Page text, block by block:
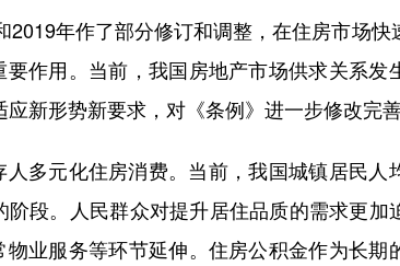
年作了部分修订和调整，在住房市场快
作用。当前，我国房地产市场供求关系发
应新形势新要求，对《条例》进一步修改完善
元化住房消费。当前，我国城镇居民人
段。人民群众对提升居住品质的需求更加
业服务等环节延伸。住房公积金作为长期